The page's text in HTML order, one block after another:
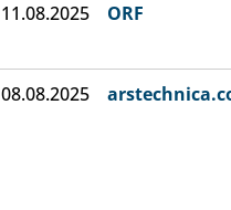
11.08.2025 ORF
08.08.2025